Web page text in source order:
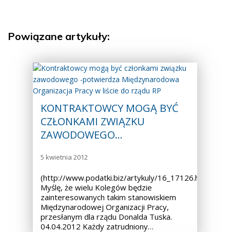
Powiązane artykuły:
KONTRAKTOWCY MOGĄ BYĆ
CZŁONKAMI ZWIĄZKU
ZAWODOWEGO…
5 kwietnia 2012
(http://www.podatki.biz/artykuly/16_17126.htm).
Myślę, że wielu Kolegów będzie
zainteresowanych takim stanowiskiem
Międzynarodowej Organizacji Pracy,
przesłanym dla rządu Donalda Tuska.
04.04.2012 Każdy zatrudniony…